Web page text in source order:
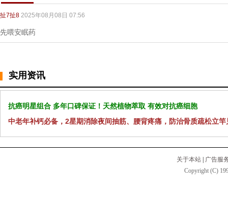
扯7扯8 2025年08月08日 07:56
先喂安眠药
实用资讯
抗癌明星组合 多年口碑保证！天然植物萃取 有效对抗癌细胞
中老年补钙必备，2星期消除夜间抽筋、腰背疼痛，防治骨质疏松立竿
关于本站
广告服
Copyright (C)